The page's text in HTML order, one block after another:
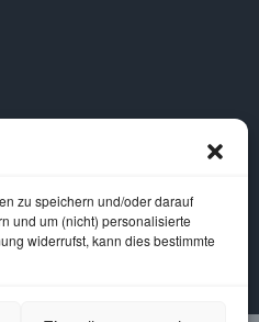
zu speichern und/oder darauf
und um (nicht) personalisierte
widerrufst, kann dies bestimmte